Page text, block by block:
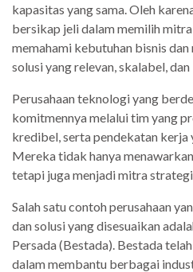
kapasitas yang sama. Oleh
bersikap jeli dalam memilih
memahami kebutuhan bisnis
solusi yang relevan, skalabel,
Perusahaan teknologi yang
komitmennya melalui tim yang
kredibel, serta pendekatan kerja
Mereka tidak hanya
tetapi juga menjadi mitra
Salah satu contoh perusahaan
dan solusi yang disesuaikan
Persada (Bestada). Bestada
dalam membantu berbagai